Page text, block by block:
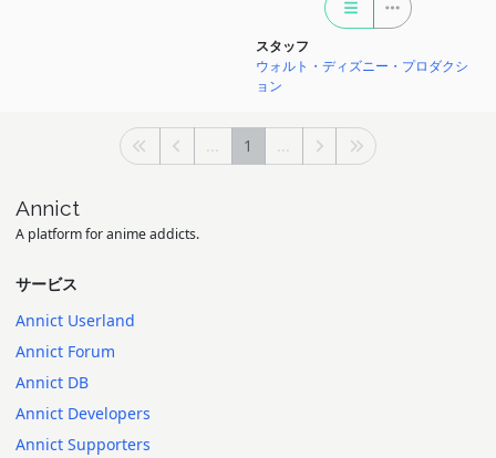
スタッフ
ウォルト・ディズニー・プロダクシ
ョン
... 1 ...
Annict
A platform for anime addicts.
サービス
Annict Userland
Annict Forum
Annict DB
Annict Developers
Annict Supporters